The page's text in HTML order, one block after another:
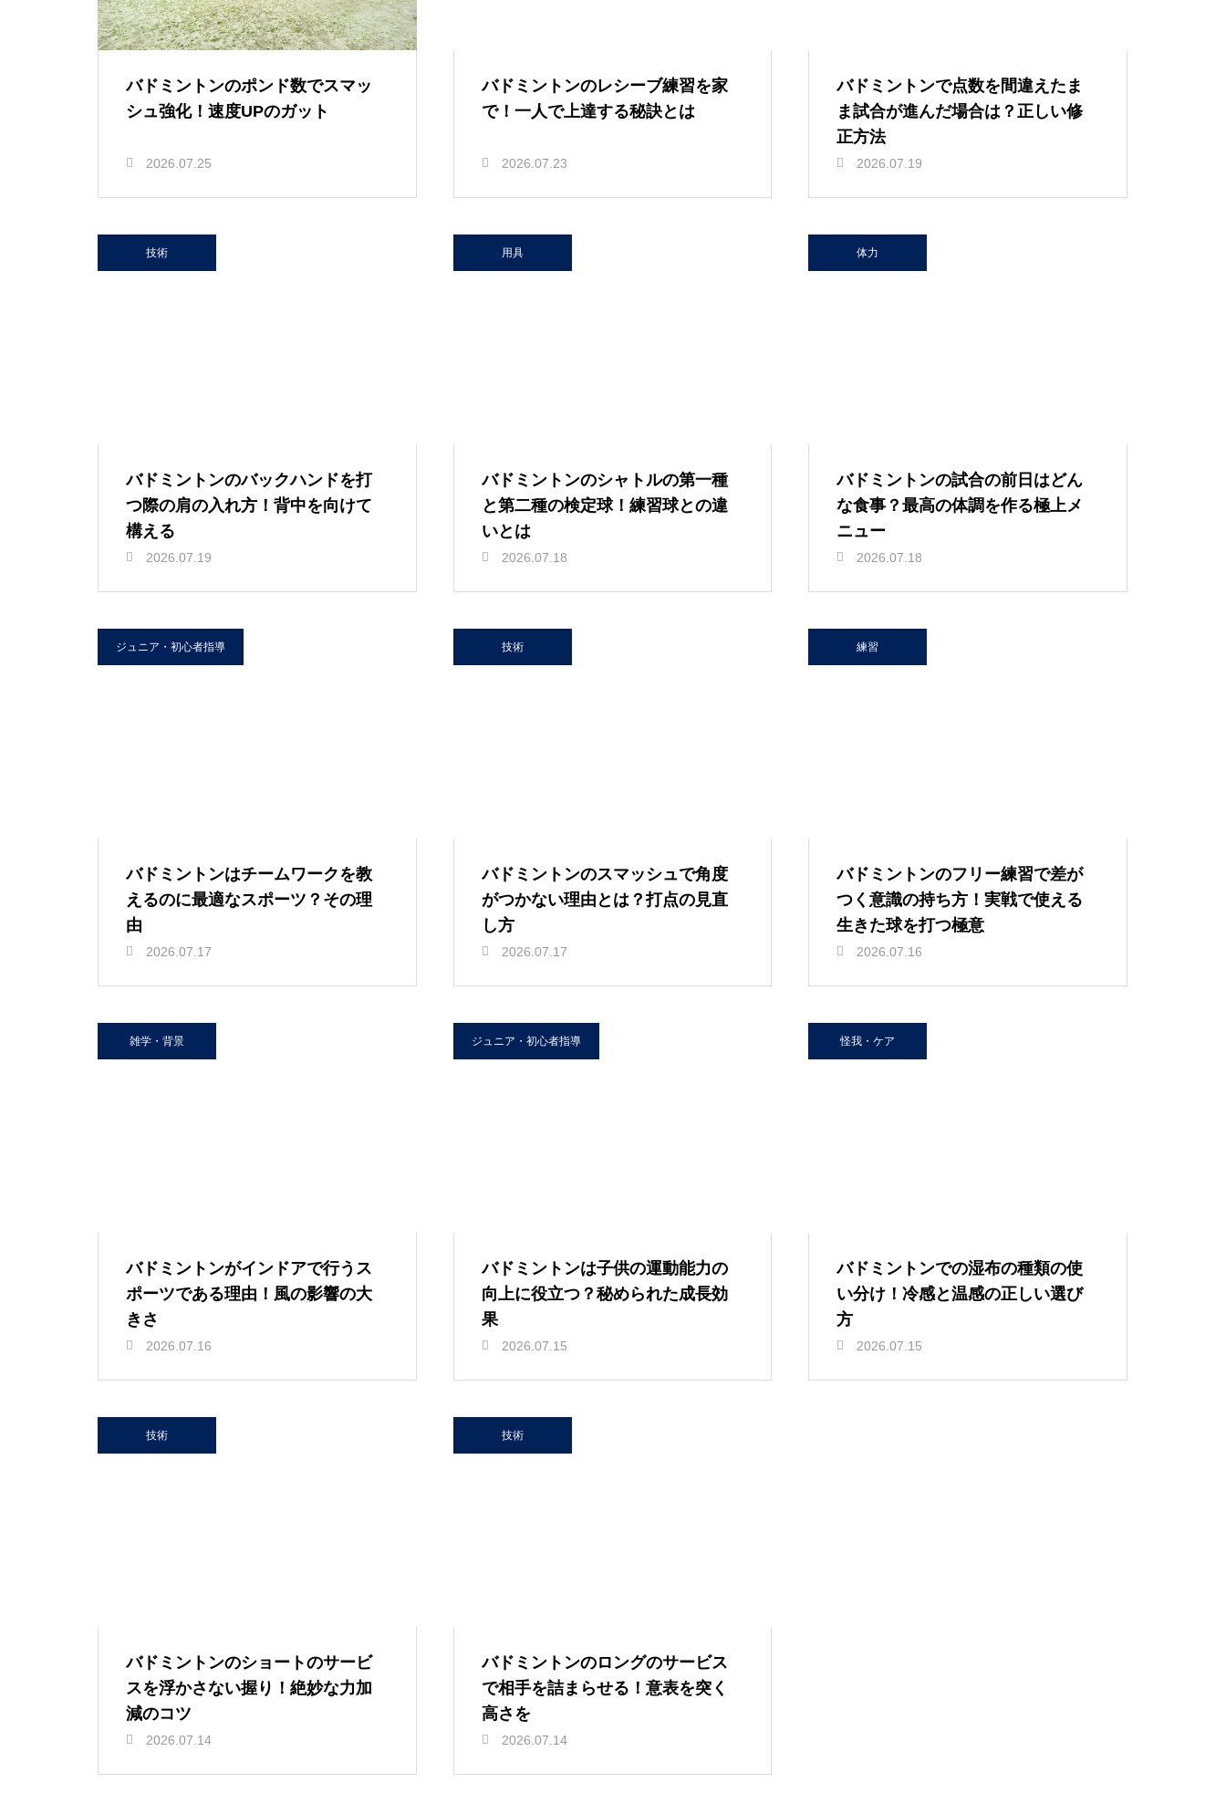
バドミントンのポンド数でスマッ
シュ強化！速度UPのガット
2026.07.25
バドミントンのレシーブ練習を家
で！一人で上達する秘訣とは
2026.07.23
バドミントンで点数を間違えたま
ま試合が進んだ場合は？正しい修
正方法
2026.07.19
技術
バドミントンのバックハンドを打
つ際の肩の入れ方！背中を向けて
構える
2026.07.19
用具
バドミントンのシャトルの第一種
と第二種の検定球！練習球との違
いとは
2026.07.18
体力
バドミントンの試合の前日はどん
な食事？最高の体調を作る極上メ
ニュー
2026.07.18
ジュニア・初心者指導
バドミントンはチームワークを教
えるのに最適なスポーツ？その理
由
2026.07.17
技術
バドミントンのスマッシュで角度
がつかない理由とは？打点の見直
し方
2026.07.17
練習
バドミントンのフリー練習で差が
つく意識の持ち方！実戦で使える
生きた球を打つ極意
2026.07.16
雑学・背景
バドミントンがインドアで行うス
ポーツである理由！風の影響の大
きさ
2026.07.16
ジュニア・初心者指導
バドミントンは子供の運動能力の
向上に役立つ？秘められた成長効
果
2026.07.15
怪我・ケア
バドミントンでの湿布の種類の使
い分け！冷感と温感の正しい選び
方
2026.07.15
技術
バドミントンのショートのサービ
スを浮かさない握り！絶妙な力加
減のコツ
2026.07.14
技術
バドミントンのロングのサービス
で相手を詰まらせる！意表を突く
高さを
2026.07.14